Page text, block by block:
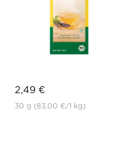
2,49 €
30 g (83,00 €/1 kg)